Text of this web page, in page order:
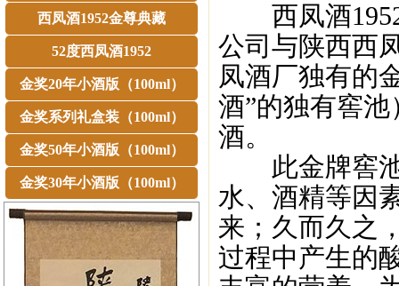
西凤酒1952金尊典藏
52度西凤酒1952
金奖20年小酒版（100ml）
金奖系列礼盒装（100ml）
金奖50年小酒版（100ml）
金奖30年小酒版（100ml）
西凤酒1952
公司与陕西西
凤酒厂独有的
酒”的独有窖
酒。
此金牌窖池
水、酒精等因
来；久而久之
过程中产生的